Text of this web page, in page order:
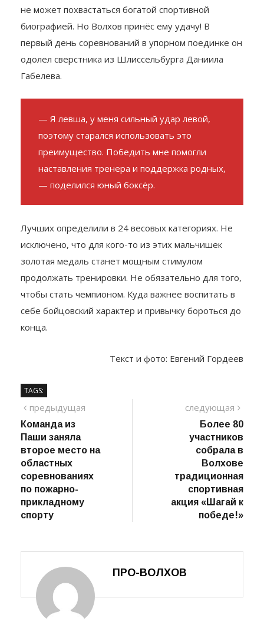
не может похвастаться богатой спортивной
биографией. Но Волхов принёс ему удачу! В
первый день соревнований в упорном поединке он
одолел сверстника из Шлиссельбурга Даниила
Габелева.
— Я левша, у меня сильный удар левой,
поэтому старался использовать это
преимущество. Победить мне помогли
наставления тренера и поддержка родных,
— поделился юный боксёр.
Лучших определили в 24 весовых категориях. Не
исключено, что для кого-то из этих мальчишек
золотая медаль станет мощным стимулом
продолжать тренировки. Не обязательно для того,
чтобы стать чемпионом. Куда важнее воспитать в
себе бойцовский характер и привычку бороться до
конца.
Текст и фото: Евгений Гордеев
TAGS:
Навигация
по
записям
предыдущая
Команда из
Паши заняла
второе место на
областных
соревнованиях
по пожарно-
прикладному
спорту
следующая
пост
Более 80
участников
собрала в
Волхове
традиционная
спортивная
акция «Шагай к
победе!»
ПРО-ВОЛХОВ